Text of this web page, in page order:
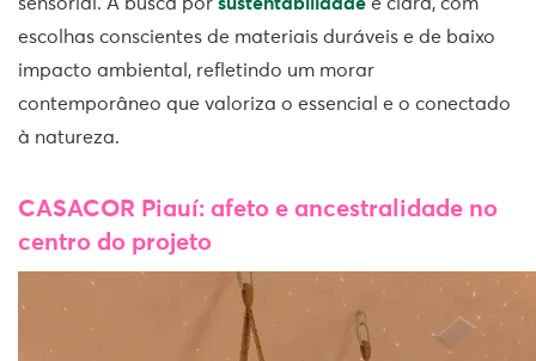
escolhas conscientes de materiais duráveis e de baixo
impacto ambiental, refletindo um morar
contemporâneo que valoriza o essencial e o conectado
à natureza.
CASACOR Piauí: afeto e ancestralidade no
centro do projeto